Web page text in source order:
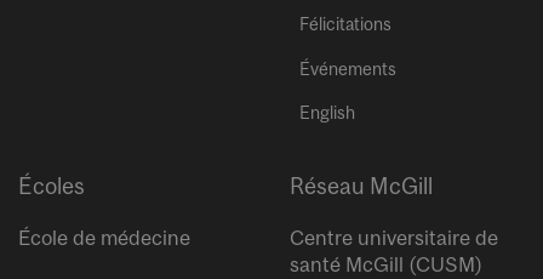
Félicitations
Événements
English
Écoles
École de médecine
Réseau McGill
Centre universitaire de
santé McGill (CUSM)